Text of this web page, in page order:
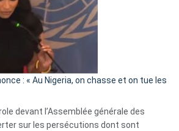
« Zemmour
a
tout
parle
ses
tripes »
: « Au Nigeria, on chasse et on tue les
devant l’Assemblée générale des
sur les persécutions dont sont